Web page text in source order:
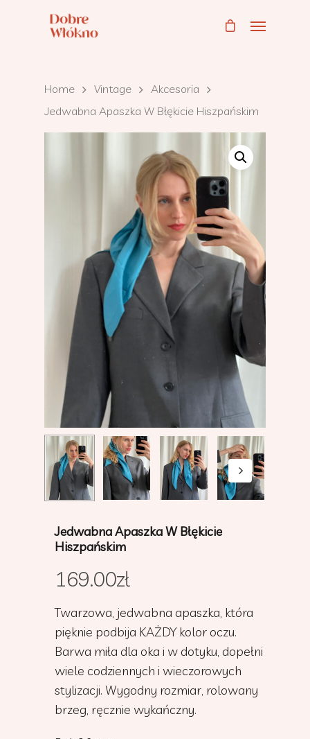
Home Vintage
Akcesoria
Jedwabna Apaszka W Błękicie Hiszpańskim
Jedwabna Apaszka W Błękicie
Hiszpańskim
169.00zł
Twarzowa, jedwabna apaszka, która
pięknie podbija KAŻDY kolor oczu.
Barwa miła dla oka i w dotyku, dopełni
wiele codziennych i wieczorowych
stylizacji. Wygodny rozmiar, rolowany
brzeg, ręcznie wykańczny.